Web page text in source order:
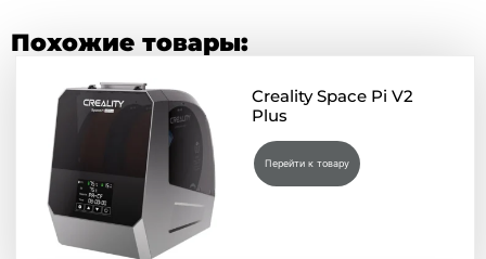
Похожие товары:
Creality Space Pi V2
Plus
Перейти к товару